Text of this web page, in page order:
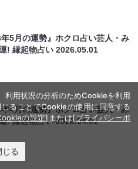
年5月の運勢』ホクロ占い芸人・み
! 縁起物占い2026.05.01
4月の運勢』ホクロ占い芸人・み
! 縁起物占い2026.04.01
利用状況の分析のためCookieを利用
ることでCookieの使用に同意する
の設定] または[プライバシーポ
じる